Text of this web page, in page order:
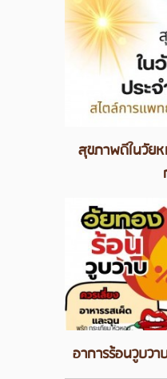
สุขภาพดีในวัย
อาการร้อนวูบวา